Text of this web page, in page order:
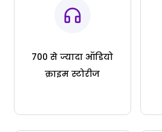
700 से ज्यादा ऑडियो
क्राइम स्टोरीज